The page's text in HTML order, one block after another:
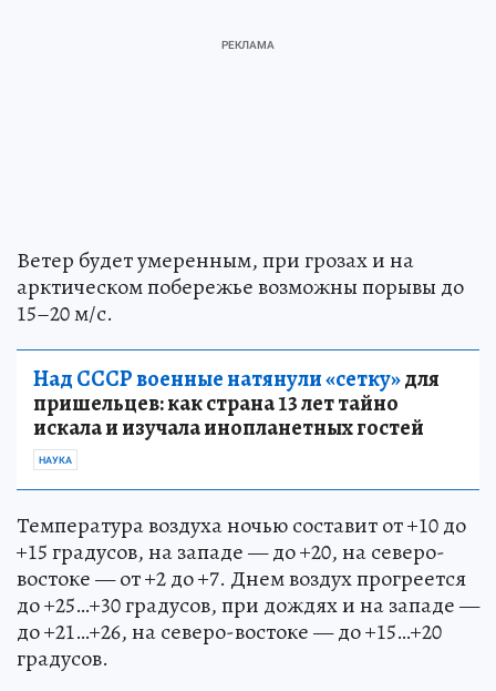
Ветер будет умеренным, при грозах и на
арктическом побережье возможны порывы до
15–20 м/с.
Над СССР военные натянули «сетку»для
пришельцев: как страна 13 лет тайно
искала и изучала инопланетных гостей
НАУКА
Температура воздуха ночью составит от +10 до
+15 градусов, на западе — до +20, на северо-
востоке — от +2 до +7. Днем воздух прогреется
до +25…+30 градусов, при дождях и на западе —
до +21…+26, на северо-востоке — до +15…+20
градусов.